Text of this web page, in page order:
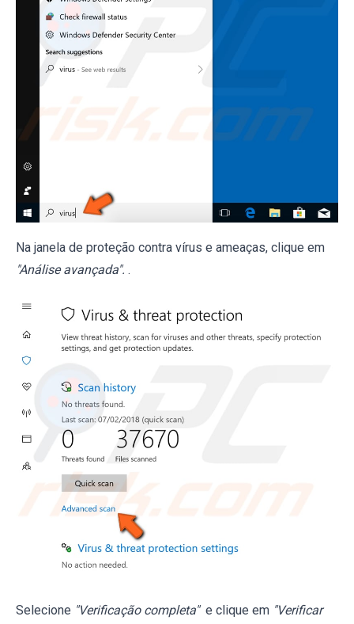
Na janela de proteção contra vírus e ameaças, clique em
"Análise avançada". .
Selecione "Verificação completa" e clique em "Verificar